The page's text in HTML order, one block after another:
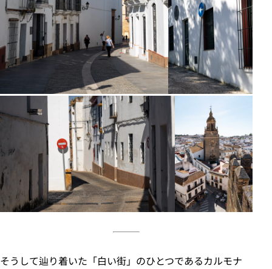
そうして辿り着いた「白い街」のひとつであるカルモナ